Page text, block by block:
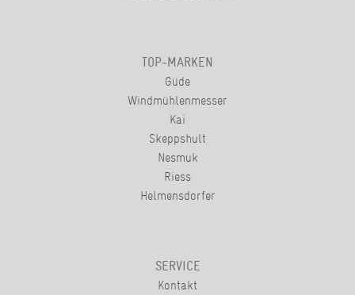
TOP-MARKEN
Güde
Windmühlenmesser
Kai
Skeppshult
Nesmuk
Riess
Helmensdorfer
SERVICE
Kontakt